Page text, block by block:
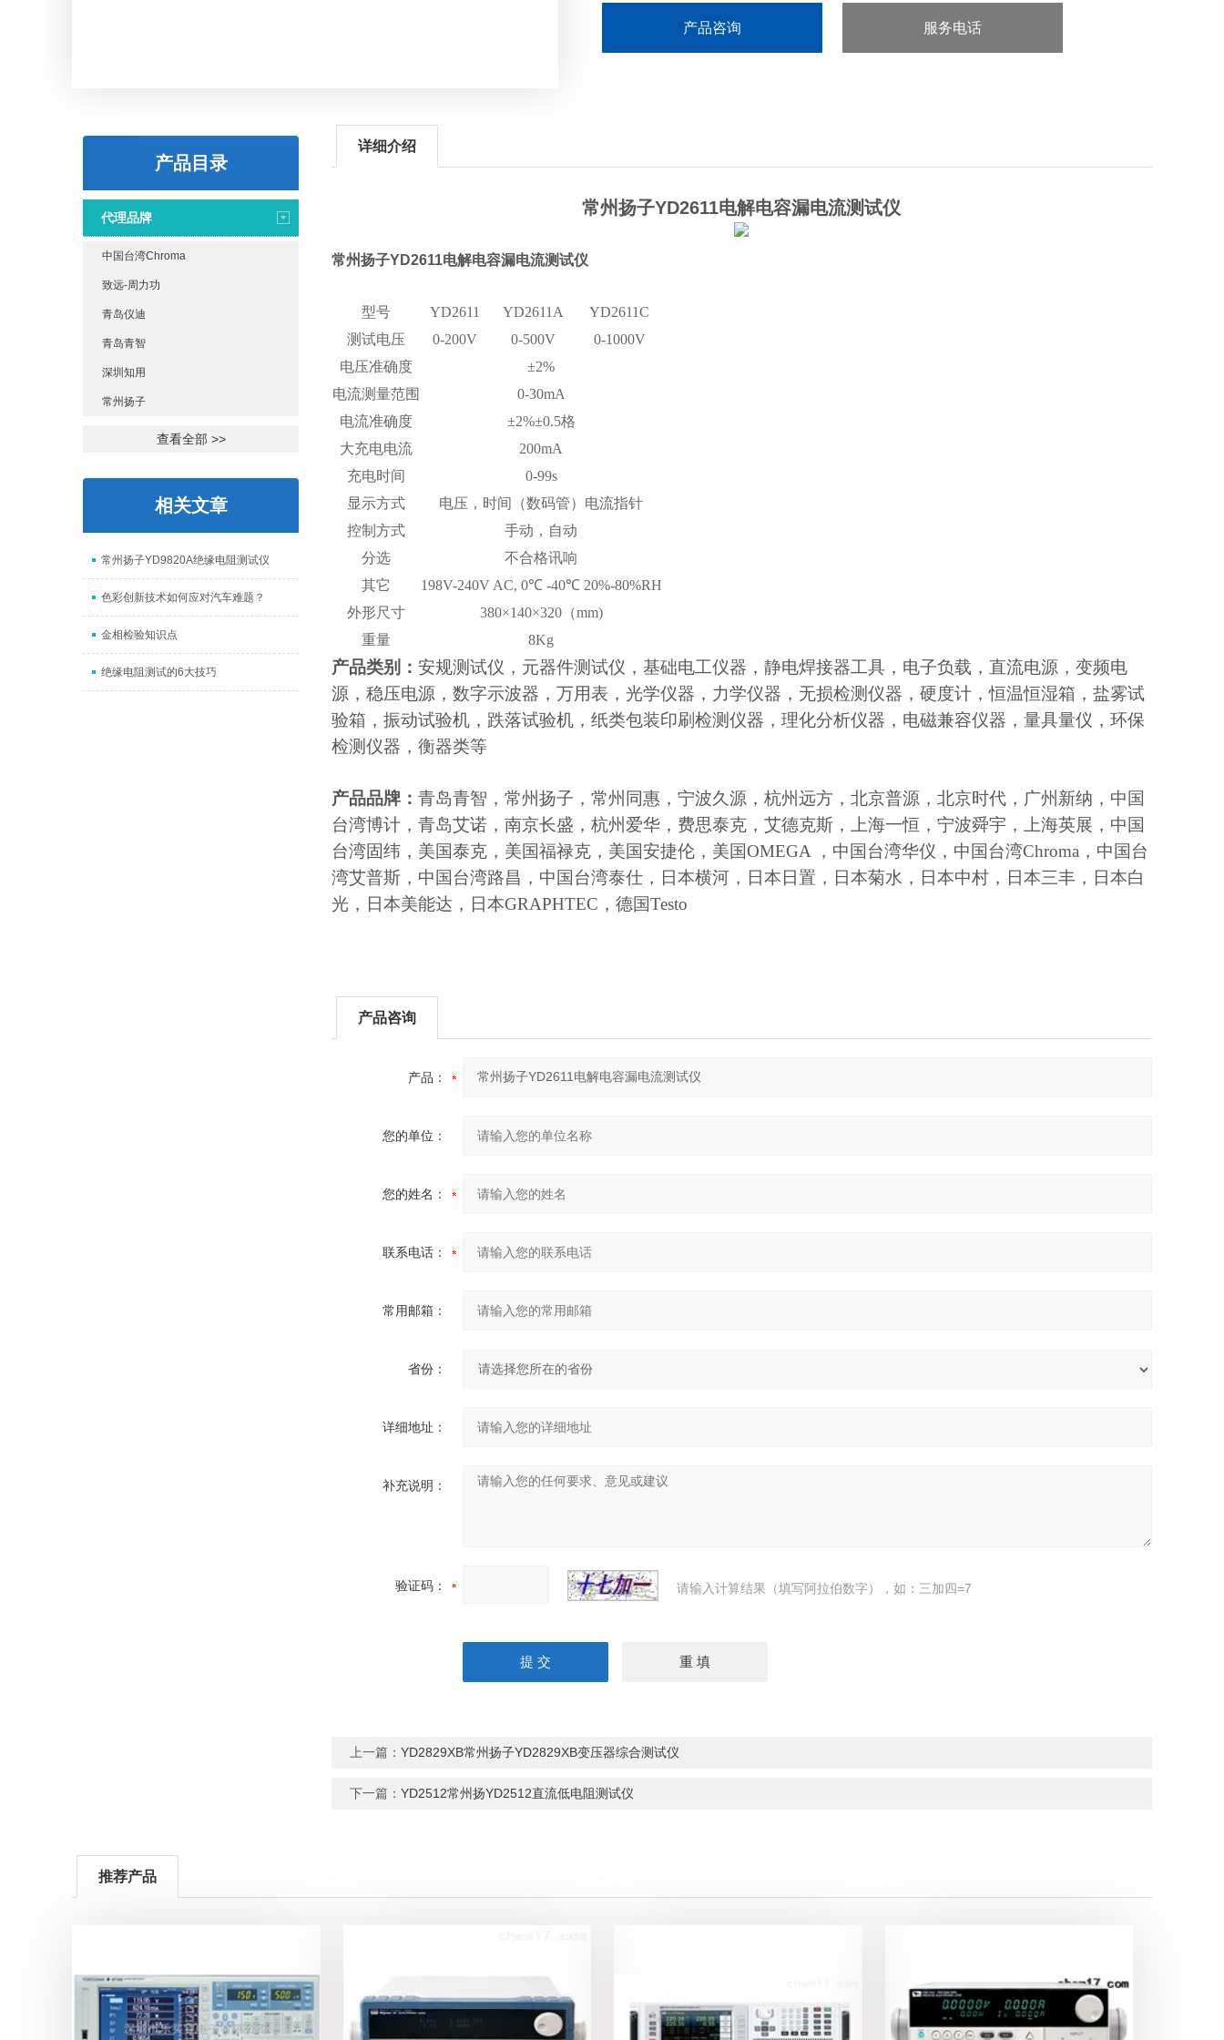
产品咨询 服务电话
产品目录
代理品牌
中国台湾Chroma
致远-周力功
青岛仪迪
青岛青智
深圳知用
常州扬子
查看全部 >>
相关文章
常州扬子YD9820A绝缘电阻测试仪
色彩创新技术如何应对汽车难题？
金相检验知识点
绝缘电阻测试的6大技巧
详细介绍
常州扬子YD2611电解电容漏电流测试仪
常州扬子YD2611电解电容漏电流测试仪
型号 YD2611 YD2611A
YD2611C
测试电压
0-200V 0-500V
0-1000V
电压准确度
±2%
电流测量范围
0-30mA
电流准确度
±2%±0.5格
大充电电流
200mA
充电时间
0-99s
显示方式
电压，时间（数码管）电流指针
控制方式
手动，自动
分选
不合格讯响
其它
198V-240V AC, 0℃ -40℃ 20%-80%RH
外形尺寸
380×140×320（mm)
重量
8Kg
产品类别： 安规测试仪，元器件测试仪，基础电工仪器，静电焊接器工具，电子负载，直流电源，变频电
源，稳压电源，数字示波器，万用表，光学仪器，力学仪器，无损检测仪器，硬度计，恒温恒湿箱，盐雾试
验箱，振动试验机，跌落试验机，纸类包装印刷检测仪器，理化分析仪器，电磁兼容仪器，量具量仪，环保
检测仪器，衡器类等
产品品牌： 青岛青智，常州扬子，常州同惠，宁波久源，杭州远方，北京普源，北京时代，广州新纳，中国
台湾博计，青岛艾诺，南京长盛，杭州爱华，费思泰克，艾德克斯，上海一恒，宁波舜宇，上海英展，中国
台湾固纬，美国泰克，美国福禄克，美国安捷伦，美国OMEGA ，中国台湾华仪，中国台湾Chroma，中国台
湾艾普斯，中国台湾路昌，中国台湾泰仕，日本横河，日本日置，日本菊水，日本中村，日本三丰，日本白
光，日本美能达，日本GRAPHTEC，德国Testo
产品咨询
产品：
您的单位：
您的姓名：
联系电话：
常用邮箱：
省份：
详细地址：
补充说明：
验证码： 请输入计算结果（填写阿拉伯数字），如：三加四=7
上一篇： YD2829XB常州扬子YD2829XB变压器综合测试仪
下一篇： YD2512常州扬YD2512直流低电阻测试仪
推荐产品